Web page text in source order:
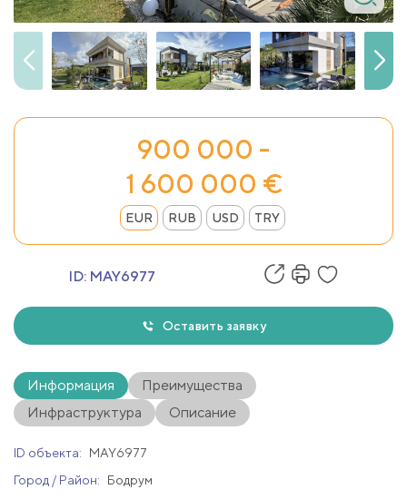
900 000 -
1 600 000 €
EUR RUB USD TRY
ID: MAY6977
Оставить заявку
Информация
Преимущества
Инфраструктура
Описание
ID объекта:
MAY6977
Город / Район:
Бодрум